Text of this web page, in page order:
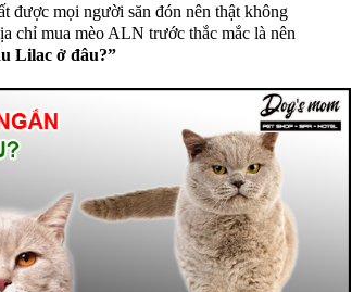
được mọi người săn đón nên thật không
chỉ mua mèo ALN trước thắc mắc là nên
Lilac ở đâu?”